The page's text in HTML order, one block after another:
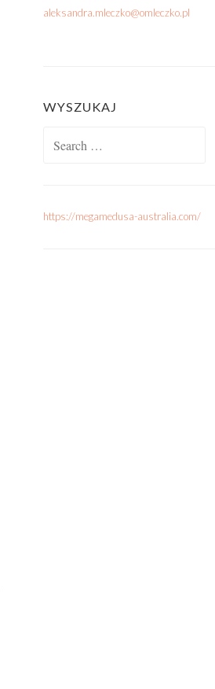
aleksandra.mleczko@omleczko.pl
WYSZUKAJ
https://megamedusa-australia.com/